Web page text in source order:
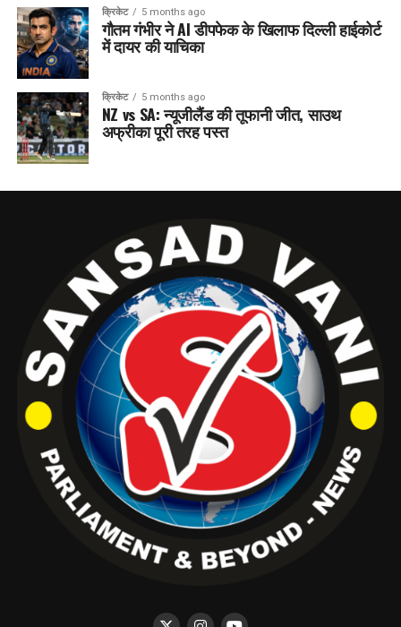
क्रिकेट 5 months ago
गौतम गंभीर ने AI डीपफेक के खिलाफ दिल्ली हाईकोर्ट
में दायर की याचिका
क्रिकेट 5 months ago
NZ vs SA: न्यूजीलैंड की तूफानी जीत, साउथ
अफ्रीका पूरी तरह पस्त